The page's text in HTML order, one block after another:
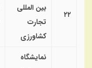
۲۲
بین المللی
تجارت
کشاورزی
نمایشگاه